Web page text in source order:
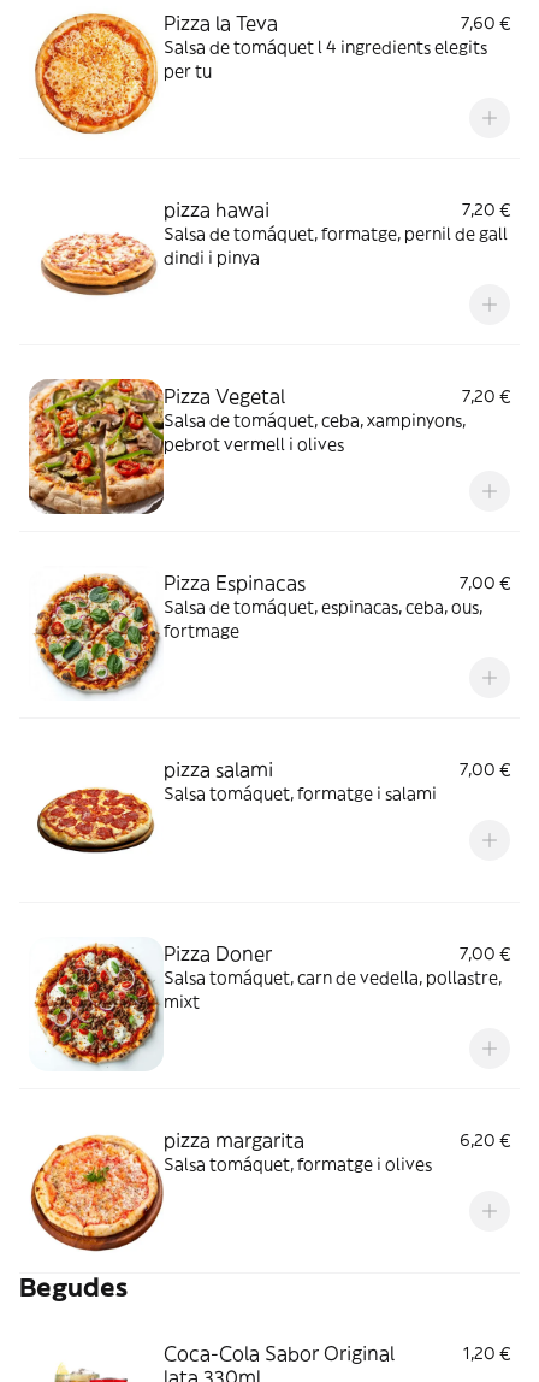
Pizza la Teva
7,60 €
Salsa de tomáquet l 4 ingredients elegits
per tu
pizza hawai
7,20 €
Salsa de tomáquet, formatge, pernil de gall
dindi i pinya
Pizza Vegetal
7,20 €
Salsa de tomáquet, ceba, xampinyons,
pebrot vermell i olives
Pizza Espinacas
7,00 €
Salsa de tomáquet, espinacas, ceba, ous,
fortmage
pizza salami
7,00 €
Salsa tomáquet, formatge i salami
Pizza Doner
7,00 €
Salsa tomáquet, carn de vedella, pollastre,
mixt
pizza margarita
6,20 €
Salsa tomáquet, formatge i olives
Begudes
Coca-Cola Sabor Original
lata 330ml.
1,20 €